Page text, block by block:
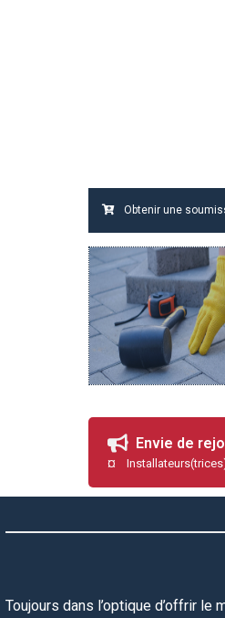
Obtenir une
Envie de
¤
Toujours dans l’optique d’offrir le